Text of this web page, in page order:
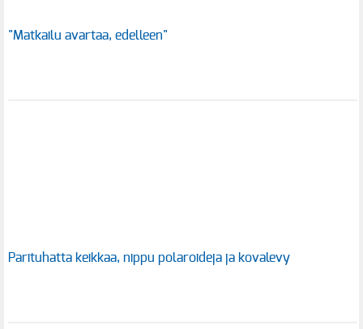
"Matkailu avartaa, edelleen"
Parituhatta keikkaa, nippu polaroideja ja kovalevy